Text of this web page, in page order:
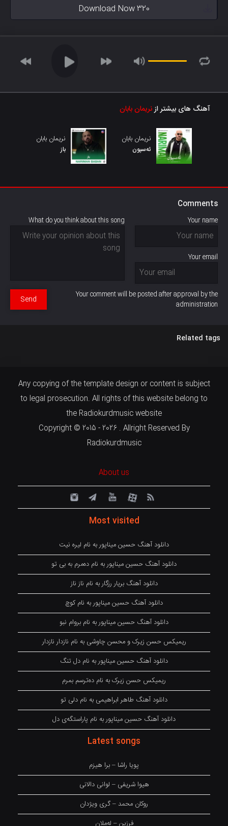
Download Now 320
آهنگ های بیشتر ازنریمان بابان
نریمان بابان
ئەسپون
نریمان بابان
باز
Comments
Your name
Your email
What do you think about this song
Your comment will be posted after approval by the
administration
Send
Related tags
Any copying of the template design or content is subject
to legal prosecution. All rights of this website belong to
the Radiokurdmusic website
Copyright © 2015 - 2026 . Allright Reserved By
Radiokurdmusic
About us
Most visited
دانلود آهنگ حسین میناپور به نام لیره نیت
دانلود آهنگ حسین میناپور به نام دەمرم بە بی تو
دانلود آهنگ بریار رزگار به نام ناز ناز
دانلود آهنگ حسین میناپور به نام کوچ
دانلود آهنگ حسین میناپور به نام بروام نبو
ریمیکس حسن زیرک و محسن چاوشی به نام نازدار نازدار
دانلود آهنگ حسین میناپور به نام دل تنگ
ریمیکس حسن زیرک به نام دەترسم بمرم
دانلود آهنگ طاهر ابراهیمی به نام دلی تو
دانلود آهنگ حسین میناپور به نام پاراستگەی دل
Latest songs
پویا راشا – برا هیزم
هیوا شریفی – لوانی دالانی
روکان محمد – گری ویژدان
فرزین – لەملان